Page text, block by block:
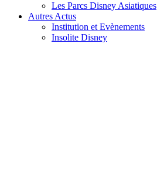
Les Parcs Disney Asiatiques
Autres Actus
Institution et Evènements
Insolite Disney